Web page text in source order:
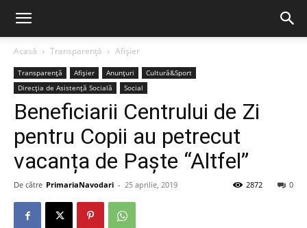
Acasă Transparență Afișier
Transparență Afișier Anunțuri
Cultură&Sport
Direcția de Asistență Socială
Social
Beneficiarii Centrului de Zi
pentru Copii au petrecut
vacanța de Paște “Altfel”
De către PrimariaNavodari - 25 aprilie, 2019 0
2872